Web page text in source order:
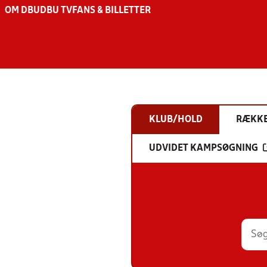
OM DBU DBU TV FANS & BILLETTER
KLUB/HOLD
UDVIDET KAMPSØGNING